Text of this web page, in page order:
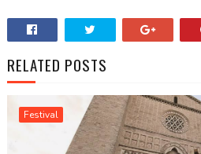
RELATED POSTS
Festival